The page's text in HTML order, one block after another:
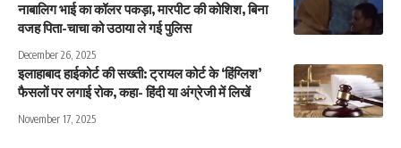
नाबालिग भाई का कॉलर पकड़ा, मारपीट की कोशिश, बिना
वजह पिता-चाचा को उठाया ले गई पुलिस
December 26, 2025
इलाहाबाद हाईकोर्ट की सख्ती: ट्रायल कोर्ट के ‘हिंग्लिश’
फैसलों पर लगाई रोक, कहा- हिंदी या अंग्रेजी में लिखें
November 17, 2025